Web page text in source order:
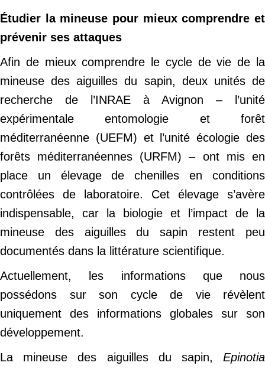
Étudier la mineuse pour mieux comprendre et
prévenir ses attaques
Afin de mieux comprendre le cycle de vie de la
mineuse des aiguilles du sapin, deux unités de
recherche de l’INRAE à Avignon – l’unité
expérimentale entomologie et forêt
méditerranéenne (UEFM) et l’unité écologie des
forêts méditerranéennes (URFM) – ont mis en
place un élevage de chenilles en conditions
contrôlées de laboratoire. Cet élevage s’avère
indispensable, car la biologie et l’impact de la
mineuse des aiguilles du sapin restent peu
documentés dans la littérature scientifique.
Actuellement, les informations que nous
possédons sur son cycle de vie révèlent
uniquement des informations globales sur son
développement.
La mineuse des aiguilles du sapin, Epinotia